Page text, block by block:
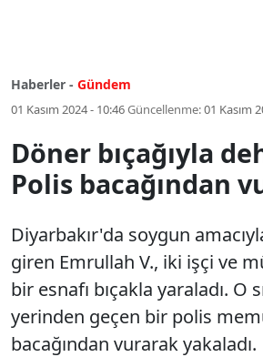
Haberler - Gündem
01 Kasım 2024 - 10:46Güncellenme:01 Kasım
Döner bıçağıyla
Polis bacağından
Diyarbakır'da soygun
giren Emrullah V., iki işçi ve
bir esnafı bıçakla yaraladı. O
yerinden geçen bir polis
bacağından vurarak yakaladı.